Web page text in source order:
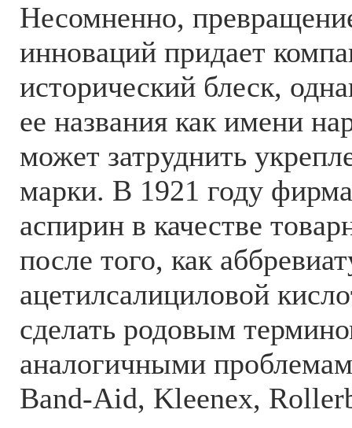
Несомненно,
инноваций придает
исторический блеск,
ее названия как имени
может затруднить
марки. В 1921 году
аспирин в качестве
после того, как
ацетилсалициловой
сделать родовым
аналогичными
Band-Aid, Kleenex,